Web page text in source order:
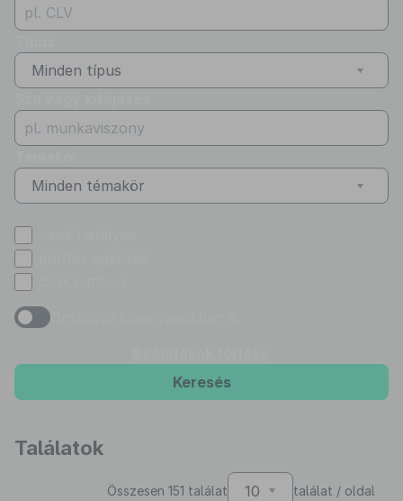
Minden típus
Minden témakör
Keresés
Találatok
Összesen 151 találat 10 találat / oldal